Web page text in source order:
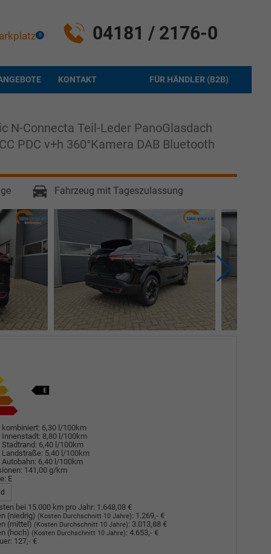
04181 / 2176-0
0
FÜR HÄNDLER (B2B)
KONTAKT
N-Connecta Teil-Leder PanoGlasdach
PDC v+h 360°Kamera DAB Bluetooth
Fahrzeug mit Tageszulassung
6,30 l/100km
Innenstadt: 8,80 l/100km
6,40 l/100km
Landstraße: 5,40 l/100km
6,40 l/100km
141,00 g/km
E
bei 15.000 km pro Jahr: 1.648,08 €
(niedrig) (Kosten Durchschnitt 10 Jahre): 1.269,- €
(mittel) (Kosten Durchschnitt 10 Jahre): 3.013,88 €
(hoch) (Kosten Durchschnitt 10 Jahre): 4.653,- €
127,- €